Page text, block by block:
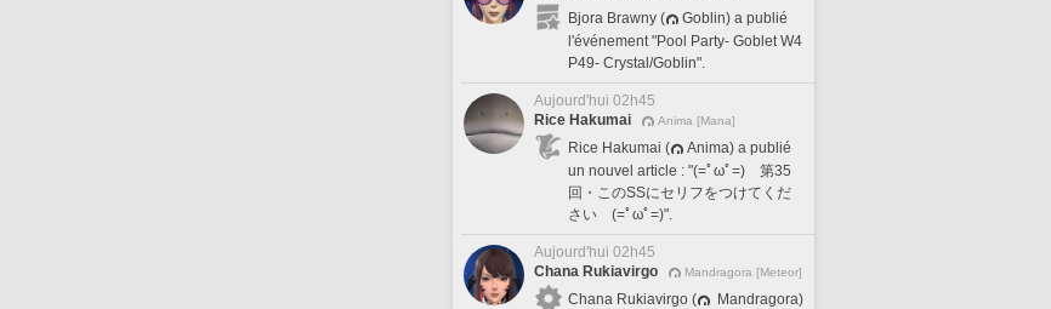
Bjora Brawny (
Goblin) a publié
l'événement "Pool Party- Goblet W4
P49- Crystal/Goblin".
Aujourd'hui 02h45
Rice Hakumai
Anima [Mana]
Rice Hakumai (
Anima) a publié
un nouvel article : "(=ﾟωﾟ=) 第35
回・このSSにセリフをつけてくだ
さい (=ﾟωﾟ=)".
Aujourd'hui 02h45
Chana Rukiavirgo
Mandragora [Meteor]
Chana Rukiavirgo (
Mandragora)